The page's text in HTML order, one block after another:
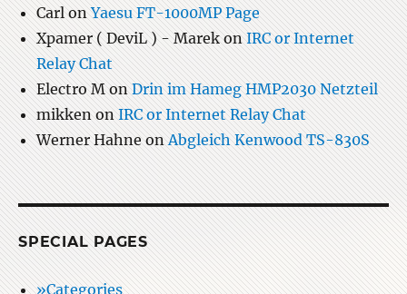
Carl onYaesu FT-1000MP Page
Xpamer ( DeviL ) - Marek on IRC or Internet
Relay Chat
Electro MonDrin im Hameg HMP2030 Netzteil
mikkenonIRC or Internet Relay Chat
Werner HahneonAbgleich Kenwood TS-830S
SPECIAL PAGES
»Categories